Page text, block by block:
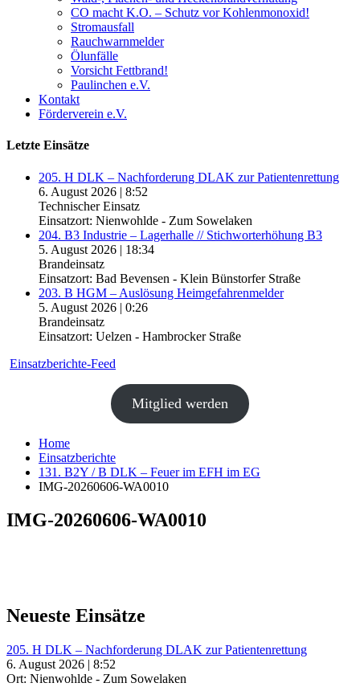
CO macht K.O. – Schutz vor Kohlenmonoxid!
Stromausfall
Rauchwarnmelder
Ölunfälle
Vorsicht Fettbrand!
Paulinchen e.V.
Kontakt
Förderverein e.V.
Letzte Einsätze
205. H DLK – Nachforderung DLAK zur Patientenrettung
6. August 2026 | 8:52
Technischer Einsatz
Einsatzort: Nienwohlde - Zum Sowelaken
204. B3 Industrie – Lagerhalle // Stichworterhöhung B3
5. August 2026 | 18:34
Brandeinsatz
Einsatzort: Bad Bevensen - Klein Bünstorfer Straße
203. B HGM – Auslösung Heimgefahrenmelder
5. August 2026 | 0:26
Brandeinsatz
Einsatzort: Uelzen - Hambrocker Straße
Einsatzberichte-Feed
Mitglied werden
Home
Einsatzberichte
131. B2Y / B DLK – Feuer im EFH im EG
IMG-20260606-WA0010
IMG-20260606-WA0010
Neueste Einsätze
205. H DLK – Nachforderung DLAK zur Patientenrettung
6. August 2026 | 8:52
Ort: Nienwohlde - Zum Sowelaken